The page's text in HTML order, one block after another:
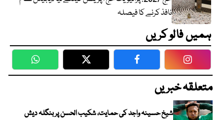
نافذ کرنے کا فیصلہ
ہمیں فالو کریں
WhatsApp Twitter Facebook
متعلقہ خبریں
شیخ حسینہ واجد کی حمایت، شکیب الحسن پر بنگلہ دیش